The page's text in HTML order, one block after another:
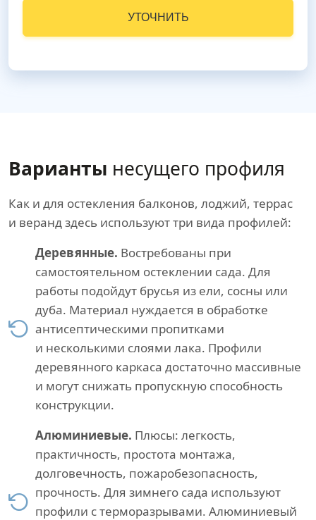
УТОЧНИТЬ
Варианты несущего профиля
Как и для остекления балконов, лоджий, террас
и веранд здесь используют три вида профилей:
Деревянные. Востребованы при
самостоятельном остеклении сада. Для
работы подойдут брусья из ели, сосны или
дуба. Материал нуждается в обработке
антисептическими пропитками
и несколькими слоями лака. Профили
деревянного каркаса достаточно массивные
и могут снижать пропускную способность
конструкции.
Алюминиевые. Плюсы: легкость,
практичность, простота монтажа,
долговечность, пожаробезопасность,
прочность. Для зимнего сада используют
профили с терморазрывами. Алюминиевый